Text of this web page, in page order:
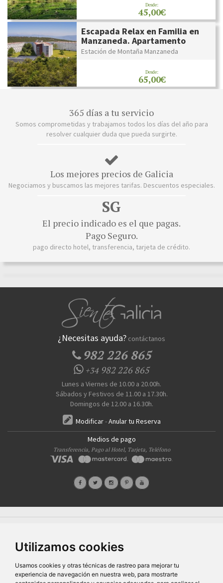
Utilizamos cookies
Usamos cookies y otras técnicas de rastreo para mejorar tu
experiencia de navegación en nuestra web, para mostrarte
Desde:
45,00€
Escapada Relax en Familia en
Manzaneda. Apartamento
Estación de Montaña Manzaneda
Desde:
65,00€
365 días a tu servicio
Somos comprometidas y trabajamos todos los días del año para
resolver cualquier duda que pueda surgirte.
Los mejores precios de Galicia
Negociamos y buscamos las mejores tarifas. Descuentos especiales.
SG
El precio indicado es el que pagas.
Pago Seguro.
pago directo hotel, transferencia, tarjeta de crédito.
¿Necesitas ayuda? contáctanos
982 226 865
+34982 226 865
Lunes a Viernes de 10.00 a 20.00h.
Sábados y Festivos de 11.00 a 17.30h.
Domingos de 12.00 a 16.30h.
Modificar-Anular tu Reserva
Medios de pago
Transferencia, Pago al Hotel, Tarjeta, Teléfono
SG Entornos Turísticos S.L. Av. Vila Verde Cidade de Portugal, 25 Bajo. Lugo 27002 – España
Todos los derechos reservados